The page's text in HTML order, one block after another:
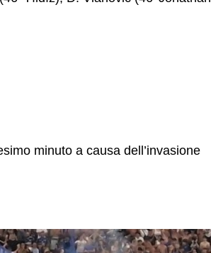
minuto a causa dell’invasione